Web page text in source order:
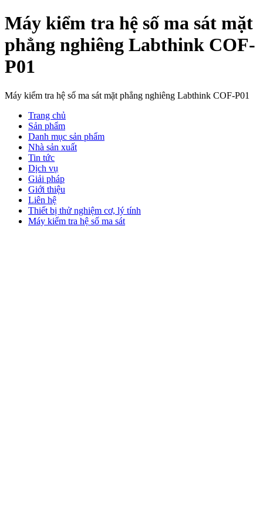
Máy kiểm tra hệ số ma sát mặt
phẳng nghiêng Labthink COF-
P01
Máy kiểm tra hệ số ma sát mặt phẳng nghiêng Labthink COF-P01
Trang chủ
Sản phẩm
Danh mục sản phẩm
Nhà sản xuất
Tin tức
Dịch vụ
Giải pháp
Giới thiệu
Liên hệ
Thiết bị thử nghiệm cơ, lý tính
Máy kiểm tra hệ số ma sát